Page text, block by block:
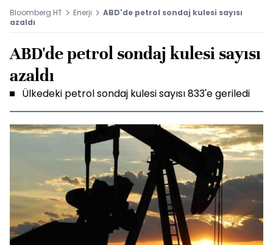
Bloomberg HT Enerji
ABD'de petrol sondaj kulesi sayısı
azaldı
ABD'de petrol sondaj kulesi sayısı
azaldı
Ülkedeki petrol sondaj kulesi sayısı 833'e geriledi